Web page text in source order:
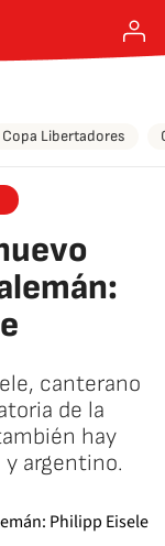
Copa Libertadores
canterano
de la
hay
argentino.